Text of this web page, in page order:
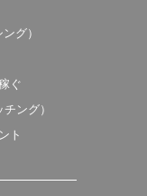
グ）
ぐ
ング）
ト